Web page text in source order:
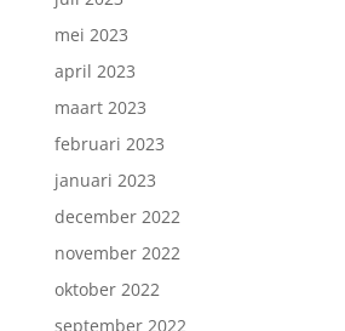
mei 2023
april 2023
maart 2023
februari 2023
januari 2023
december 2022
november 2022
oktober 2022
september 2022